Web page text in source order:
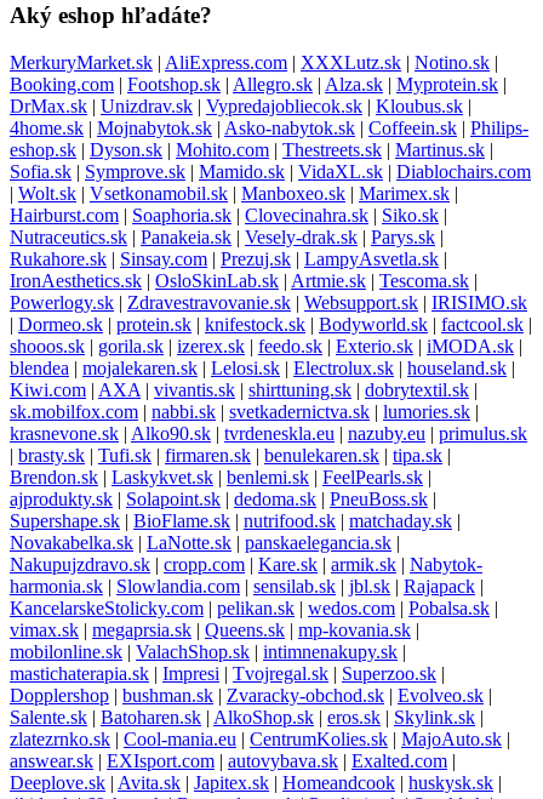
Aký eshop hľadáte?
MerkuryMarket.sk | AliExpress.com | XXXLutz.sk | Notino.sk |
Booking.com | Footshop.sk | Allegro.sk | Alza.sk | Myprotein.sk |
DrMax.sk | Unizdrav.sk | Vypredajobliecok.sk | Kloubus.sk |
4home.sk | Mojnabytok.sk | Asko-nabytok.sk | Coffeein.sk | Philips-
eshop.sk | Dyson.sk | Mohito.com | Thestreets.sk | Martinus.sk |
Sofia.sk | Symprove.sk | Mamido.sk | VidaXL.sk | Diablochairs.com
| Wolt.sk | Vsetkonamobil.sk | Manboxeo.sk | Marimex.sk |
Hairburst.com | Soaphoria.sk | Clovecinahra.sk | Siko.sk |
Nutraceutics.sk | Panakeia.sk | Vesely-drak.sk | Parys.sk |
Rukahore.sk | Sinsay.com | Prezuj.sk | LampyAsvetla.sk |
IronAesthetics.sk | OsloSkinLab.sk | Artmie.sk | Tescoma.sk |
Powerlogy.sk | Zdravestravovanie.sk | Websupport.sk | IRISIMO.sk
| Dormeo.sk | protein.sk | knifestock.sk | Bodyworld.sk | factcool.sk |
shooos.sk | gorila.sk | izerex.sk | feedo.sk | Exterio.sk | iMODA.sk |
blendea | mojalekaren.sk | Lelosi.sk | Electrolux.sk | houseland.sk |
Kiwi.com | AXA | vivantis.sk | shirttuning.sk | dobrytextil.sk |
sk.mobilfox.com | nabbi.sk | svetkadernictva.sk | lumories.sk |
krasnevone.sk | Alko90.sk | tvrdeneskla.eu | nazuby.eu | primulus.sk
| brasty.sk | Tufi.sk | firmaren.sk | benulekaren.sk | tipa.sk |
Brendon.sk | Laskykvet.sk | benlemi.sk | FeelPearls.sk |
ajprodukty.sk | Solapoint.sk | dedoma.sk | PneuBoss.sk |
Supershape.sk | BioFlame.sk | nutrifood.sk | matchaday.sk |
Novakabelka.sk | LaNotte.sk | panskaelegancia.sk |
Nakupujzdravo.sk | cropp.com | Kare.sk | armik.sk | Nabytok-
harmonia.sk | Slowlandia.com | sensilab.sk | jbl.sk | Rajapack |
KancelarskeStolicky.com | pelikan.sk | wedos.com | Pobalsa.sk |
vimax.sk | megaprsia.sk | Queens.sk | mp-kovania.sk |
mobilonline.sk | ValachShop.sk | intimnenakupy.sk |
mastichaterapia.sk | Impresi | Tvojregal.sk | Superzoo.sk |
Dopplershop | bushman.sk | Zvaracky-obchod.sk | Evolveo.sk |
Salente.sk | Batoharen.sk | AlkoShop.sk | eros.sk | Skylink.sk |
zlatezrnko.sk | Cool-mania.eu | CentrumKolies.sk | MajoAuto.sk |
answear.sk | EXIsport.com | autovybava.sk | Exalted.com |
Deeplove.sk | Avita.sk | Japitex.sk | Homeandcook | huskysk.sk |